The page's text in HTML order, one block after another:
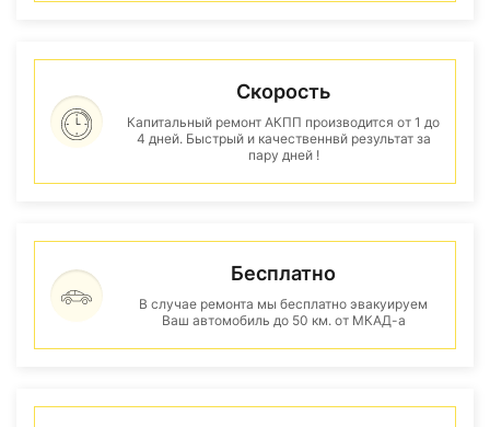
Скорость
Капитальный ремонт АКПП производится от 1 до
4 дней. Быстрый и качественнвй результат за
пару дней !
Бесплатно
В случае ремонта мы бесплатно эвакуируем
Ваш автомобиль до 50 км. от МКАД-а